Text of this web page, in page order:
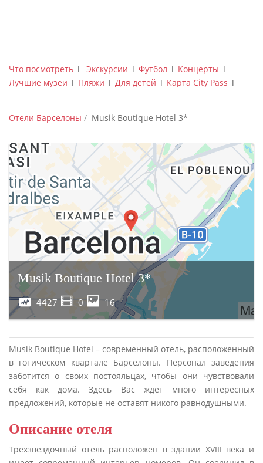
Что посмотреть ǀ Экскурсии ǀ Футбол ǀ Концерты ǀ
Лучшие музеи ǀ Пляжи ǀ Для детей ǀ Карта City Pass ǀ
Отели Барселоны Musik Boutique Hotel 3*
Musik Boutique Hotel 3*
4427 0 16
Musik Boutique Hotel – современный отель, расположенный
в готическом квартале Барселоны. Персонал заведения
заботится о своих постояльцах, чтобы они чувствовали
себя как дома. Здесь Вас ждёт много интересных
предложений, которые не оставят никого равнодушными.
Описание отеля
Трехзвездочный отель расположен в здании XVIII века и